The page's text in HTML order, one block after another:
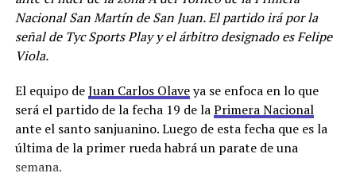
Nacional San Martín de San Juan. El partido irá por la
señal de Tyc Sports Play y el árbitro designado es Felipe
Viola.
El equipo deJuan Carlos Olaveya se enfoca en lo que
será el partido de la fecha 19 de laPrimera Nacional
ante el santo sanjuanino. Luego de esta fecha que es la
última de la primer rueda habrá un parate de una
semana.